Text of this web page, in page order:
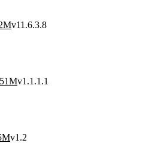
v11.6.3.8
51Mv1.1.1.1
v1.2